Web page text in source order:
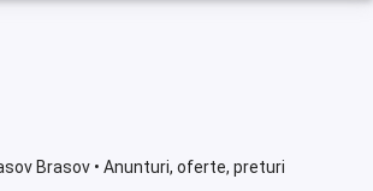
Brasov • Anunturi, oferte, preturi